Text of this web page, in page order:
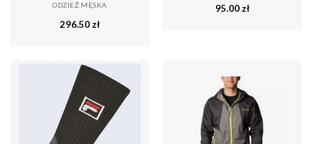
ODZIEŻ MĘSKA
296.50zł
95.00zł